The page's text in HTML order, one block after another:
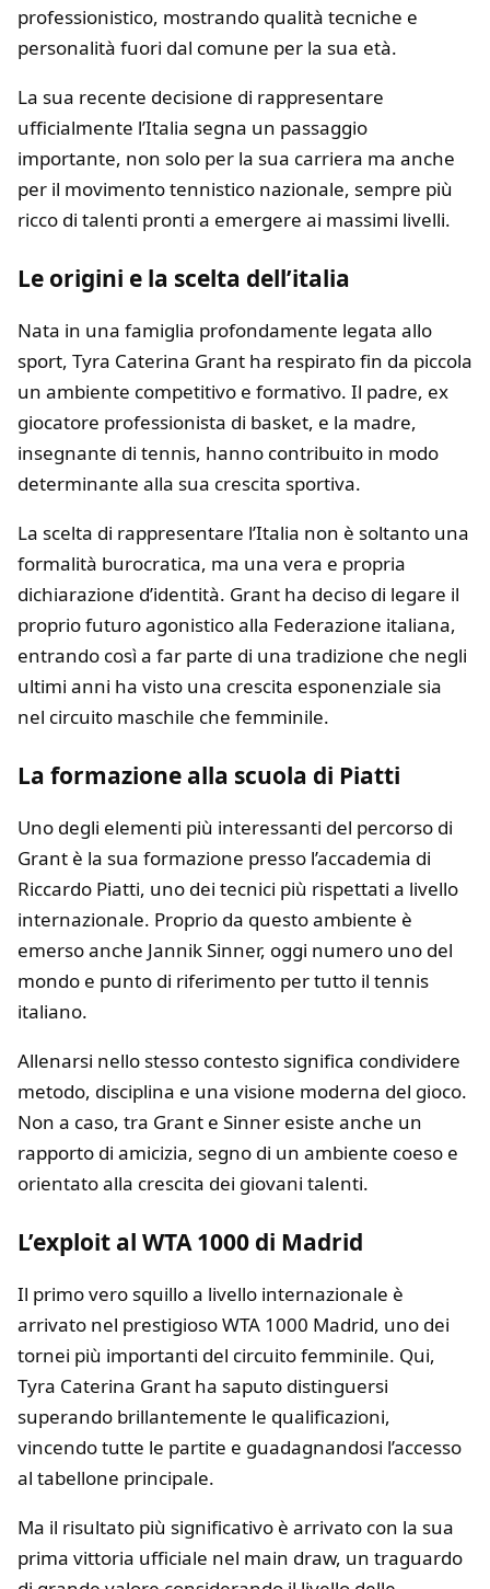
professionistico, mostrando qualità tecniche e
personalità fuori dal comune per la sua età.
La sua recente decisione di rappresentare
ufficialmente l’Italia segna un passaggio
importante, non solo per la sua carriera ma anche
per il movimento tennistico nazionale, sempre più
ricco di talenti pronti a emergere ai massimi livelli.
Le origini e la scelta dell’italia
Nata in una famiglia profondamente legata allo
sport, Tyra Caterina Grant ha respirato fin da piccola
un ambiente competitivo e formativo. Il padre, ex
giocatore professionista di basket, e la madre,
insegnante di tennis, hanno contribuito in modo
determinante alla sua crescita sportiva.
La scelta di rappresentare l’Italia non è soltanto una
formalità burocratica, ma una vera e propria
dichiarazione d’identità. Grant ha deciso di legare il
proprio futuro agonistico alla Federazione italiana,
entrando così a far parte di una tradizione che negli
ultimi anni ha visto una crescita esponenziale sia
nel circuito maschile che femminile.
La formazione alla scuola di Piatti
Uno degli elementi più interessanti del percorso di
Grant è la sua formazione presso l’accademia di
Riccardo Piatti, uno dei tecnici più rispettati a livello
internazionale. Proprio da questo ambiente è
emerso anche Jannik Sinner, oggi numero uno del
mondo e punto di riferimento per tutto il tennis
italiano.
Allenarsi nello stesso contesto significa condividere
metodo, disciplina e una visione moderna del gioco.
Non a caso, tra Grant e Sinner esiste anche un
rapporto di amicizia, segno di un ambiente coeso e
orientato alla crescita dei giovani talenti.
L’exploit al WTA 1000 di Madrid
Il primo vero squillo a livello internazionale è
arrivato nel prestigiosoWTA 1000 Madrid, uno dei
tornei più importanti del circuito femminile. Qui,
Tyra Caterina Grant ha saputo distinguersi
superando brillantemente le qualificazioni,
vincendo tutte le partite e guadagnandosi l’accesso
al tabellone principale.
Ma il risultato più significativo è arrivato con la sua
prima vittoria ufficiale nel main draw, un traguardo